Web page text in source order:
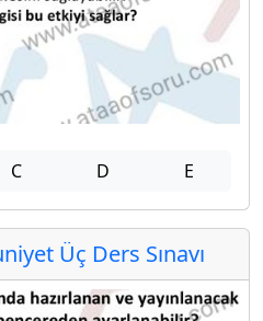
C D E
Üç Ders Sınavı